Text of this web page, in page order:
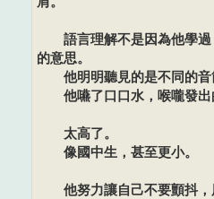
語言理解不是因為他學過
的意思。
他明明聽見的是不同的音
他嚥了口口水，喉嚨發出
太高了。
像國中生，甚至更小。
他努力讓自己不要顫抖，